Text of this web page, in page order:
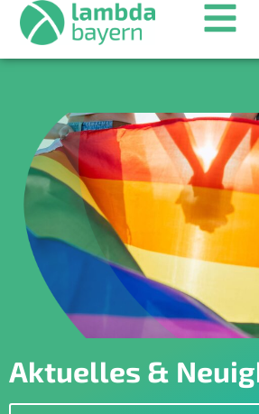
Aktuelles &